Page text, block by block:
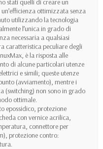
stati quelli di creare un
ottimizzata senza
utilizzando la tecnologia
l’unica in grado di
necessaria a qualsiasi
caratteristica peculiare degli
è la risposta alle
di alcune particolari utenze
e simili; queste utenze
(avviamento), mentre i
(switching) non sono in grado
ottimale.
epossidico, protezione
con vernice acrilica,
connettore per
protezione contro: